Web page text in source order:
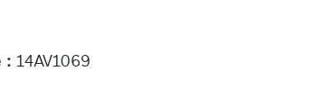
: 14AV1069